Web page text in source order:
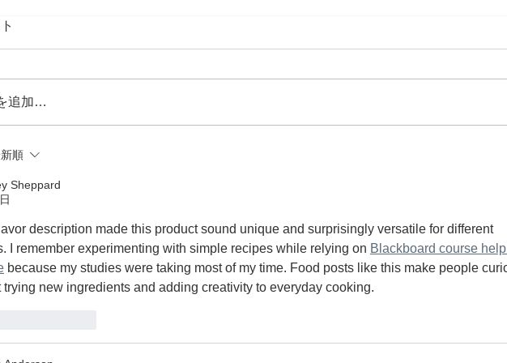
extra virgin olive
追加…
順
Sheppard
description made this product sound unique and surprisingly versatile for different
I remember experimenting with simple recipes while relying on Blackboard course
because my studies were taking most of my time. Food posts like this make people
trying new ingredients and adding creativity to everyday cooking.